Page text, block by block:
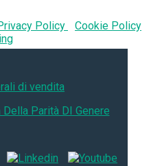
Policy
Cookie Policy
di vendita
Parità DI Genere